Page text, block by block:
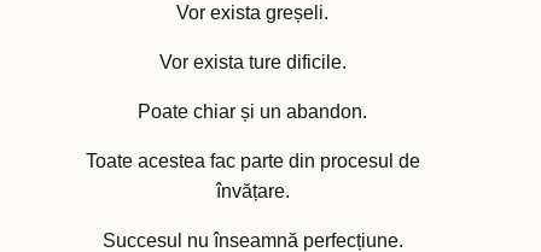
Vor exista greșeli.
Vor exista ture dificile.
Poate chiar și un abandon.
Toate acestea fac parte din procesul de
învățare.
Succesul nu înseamnă perfecțiune.